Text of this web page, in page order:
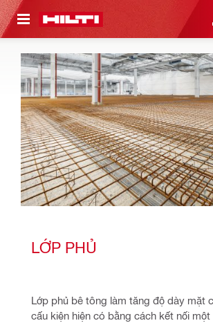
NỘI DUNG CHÍNH
LỚP PHỦ
Lớp phủ bê tông làm tăng độ dày mặt
cấu kiện hiện có bằng cách kết nối một